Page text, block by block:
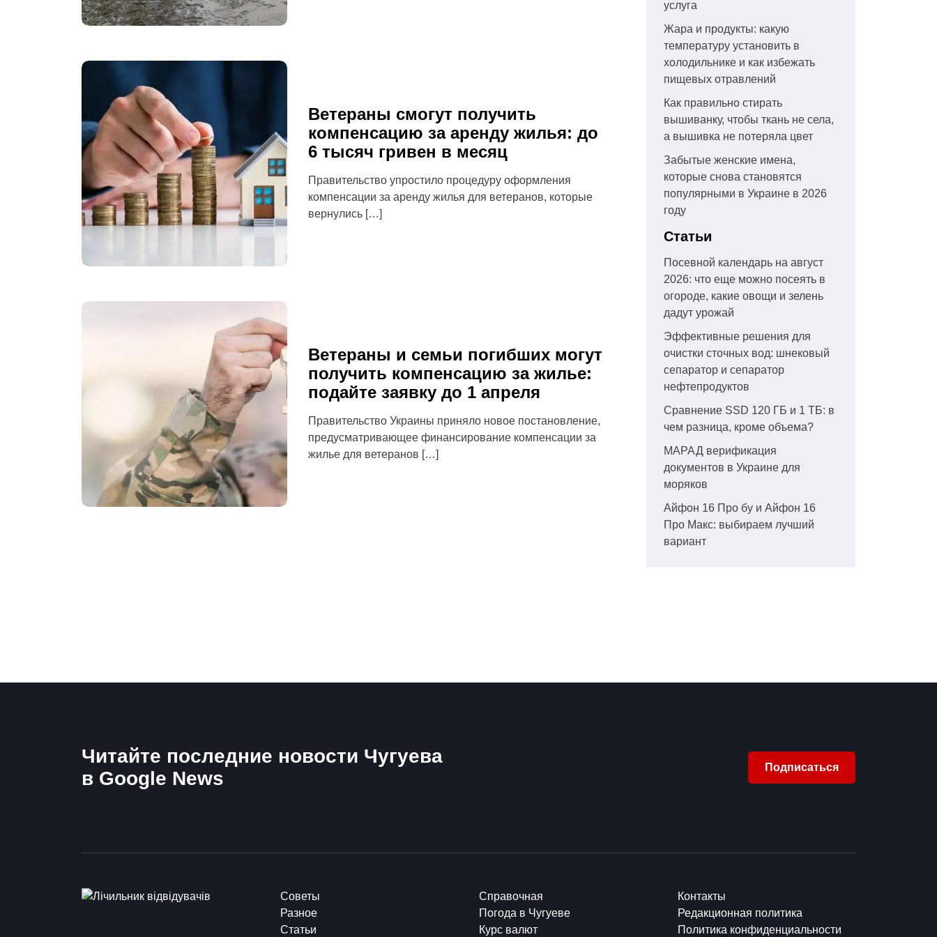
Ветераны смогут получить
компенсацию за аренду жилья: до
6 тысяч гривен в месяц
Правительство упростило процедуру оформления
компенсации за аренду жилья для ветеранов, которые
вернулись […]
Ветераны и семьи погибших могут
получить компенсацию за жилье:
подайте заявку до 1 апреля
Правительство Украины приняло новое постановление,
предусматривающее финансирование компенсации за
жилье для ветеранов […]
услуга
Жара и продукты: какую
температуру установить в
холодильнике и как избежать
пищевых отравлений
Как правильно стирать
вышиванку, чтобы ткань не села,
а вышивка не потеряла цвет
Забытые женские имена,
которые снова становятся
популярными в Украине в 2026
году
Статьи
Посевной календарь на август
2026: что еще можно посеять в
огороде, какие овощи и зелень
дадут урожай
Эффективные решения для
очистки сточных вод: шнековый
сепаратор и сепаратор
нефтепродуктов
Сравнение SSD 120 ГБ и 1 ТБ: в
чем разница, кроме объема?
МАРАД верификация
документов в Украине для
моряков
Айфон 16 Про бу и Айфон 16
Про Макс: выбираем лучший
вариант
Читайте последние новости Чугуева
в Google News
Подписаться
Советы
Разное
Статьи
Справочная
Погода в Чугуеве
Курс валют
Контакты
Редакционная политика
Политика конфиденциальности